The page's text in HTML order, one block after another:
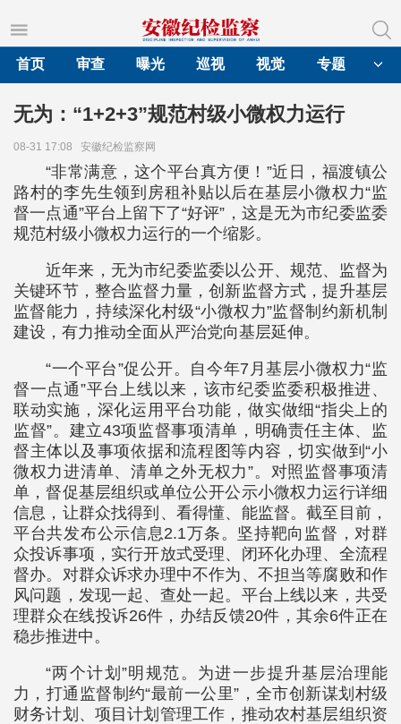
首页
审查 曝光 巡视 视觉 专题
无为：“1+2+3”规范村级小微权力运行
08-31 17:08 安徽纪检监察网
“非常满意，这个平台真方便！”近日，福渡镇公
路村的李先生领到房租补贴以后在基层小微权力“监
督一点通”平台上留下了“好评”，这是无为市纪委监委
规范村级小微权力运行的一个缩影。
近年来，无为市纪委监委以公开、规范、监督为
关键环节，整合监督力量，创新监督方式，提升基层
监督能力，持续深化村级“小微权力”监督制约新机制
建设，有力推动全面从严治党向基层延伸。
“一个平台”促公开。自今年7月基层小微权力“监
督一点通”平台上线以来，该市纪委监委积极推进、
联动实施，深化运用平台功能，做实做细“指尖上的
监督”。建立43项监督事项清单，明确责任主体、监
督主体以及事项依据和流程图等内容，切实做到“小
微权力进清单、清单之外无权力”。对照监督事项清
单，督促基层组织或单位公开公示小微权力运行详细
信息，让群众找得到、看得懂、能监督。截至目前，
平台共发布公示信息2.1万条。坚持靶向监督，对群
众投诉事项，实行开放式受理、闭环化办理、全流程
督办。对群众诉求办理中不作为、不担当等腐败和作
风问题，发现一起、查处一起。平台上线以来，共受
理群众在线投诉26件，办结反馈20件，其余6件正在
稳步推进中。
“两个计划”明规范。为进一步提升基层治理能
力，打通监督制约“最前一公里”，全市创新谋划村级
财务计划、项目计划管理工作，推动农村基层组织资